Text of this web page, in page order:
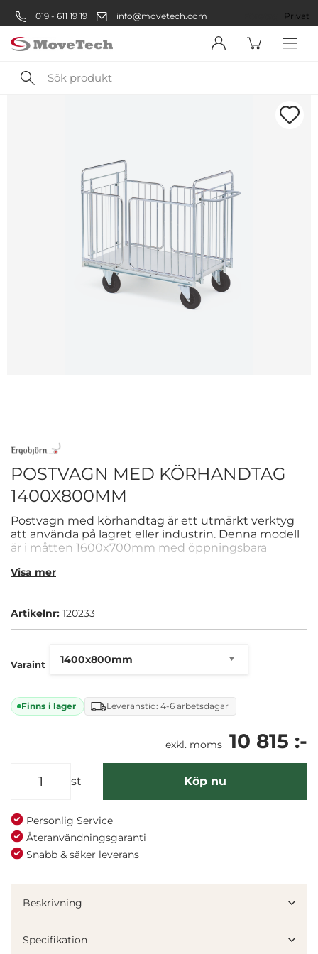
019 - 611 19 19 info@movetech.com Privat
Sök
produkt
POSTVAGN MED KÖRHANDTAG
1400X800MM
Postvagn med körhandtag är ett utmärkt verktyg
att använda på lagret eller industrin. Denna modell
är i måtten 1600x700mm med öppningsbara
Visa mer
Artikelnr: 120233
Varaint
Finns i lager Leveranstid: 4-6 arbetsdagar
exkl. moms 10 815 :-
st Köp nu
Personlig Service
Återanvändningsgaranti
Snabb & säker leverans
Beskrivning
Specifikation
Företag
Privatperson